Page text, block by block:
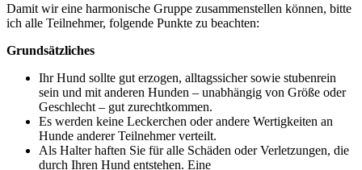
Damit wir eine harmonische Gruppe zusammenstellen können, bitte
ich alle Teilnehmer, folgende Punkte zu beachten:
Grundsätzliches
Ihr Hund sollte gut erzogen, alltagssicher sowie stubenrein
sein und mit anderen Hunden – unabhängig von Größe oder
Geschlecht – gut zurechtkommen.
Es werden keine Leckerchen oder andere Wertigkeiten an
Hunde anderer Teilnehmer verteilt.
Als Halter haften Sie für alle Schäden oder Verletzungen, die
durch Ihren Hund entstehen. Eine